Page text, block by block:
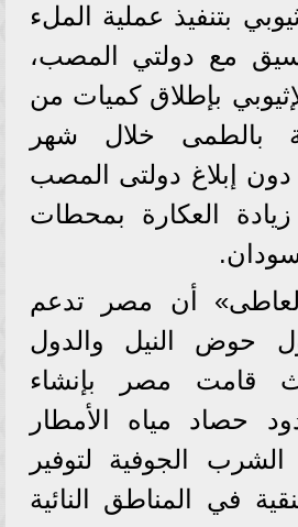
بتنفيذ عملية الملء
مع دولتي المصب،
بإطلاق كميات من
بالطمى خلال شهر
دون إبلاغ دولتى المصب
العكارة بمحطات
أن مصر تدعم
حوض النيل والدول
قامت مصر بإنشاء
حصاد مياه الأمطار
الجوفية لتوفير
في المناطق النائية